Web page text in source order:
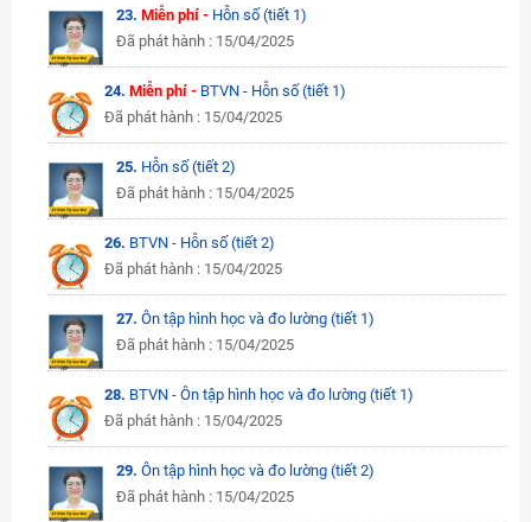
23. Miễn phí - Hỗn số (tiết 1)
Đã phát hành : 15/04/2025
24.Miễn phí - BTVN - Hỗn số (tiết 1)
Đã phát hành : 15/04/2025
25. Hỗn số (tiết 2)
Đã phát hành : 15/04/2025
26. BTVN - Hỗn số (tiết 2)
Đã phát hành : 15/04/2025
27. Ôn tập hình học và đo lường (tiết 1)
Đã phát hành : 15/04/2025
28. BTVN - Ôn tập hình học và đo lường (tiết 1)
Đã phát hành : 15/04/2025
29. Ôn tập hình học và đo lường (tiết 2)
Đã phát hành : 15/04/2025